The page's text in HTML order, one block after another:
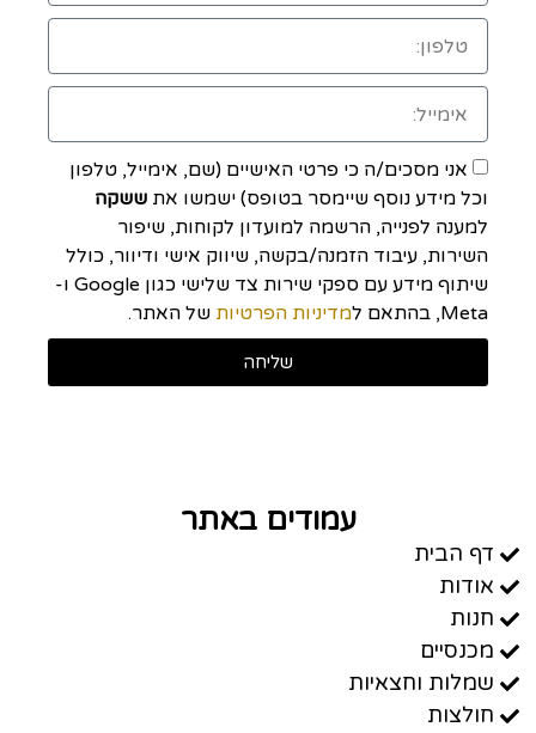
אני מסכים/ה כי פרטי האישיים (שם, אימייל, טלפון
וכל מידע נוסף שיימסר בטופס) ישמשו את ששקה
למענה לפנייה, הרשמה למועדון לקוחות, שיפור
השירות, עיבוד הזמנה/בקשה, שיווק אישי ודיוור, כולל
שיתוף מידע עם ספקי שירות צד שלישי כגון Google ו-
Meta, בהתאם ל
מדיניות הפרטיות של האתר.
שליחה
עמודים באתר
דף הבית
אודות
חנות
מכנסיים
שמלות וחצאיות
חולצות